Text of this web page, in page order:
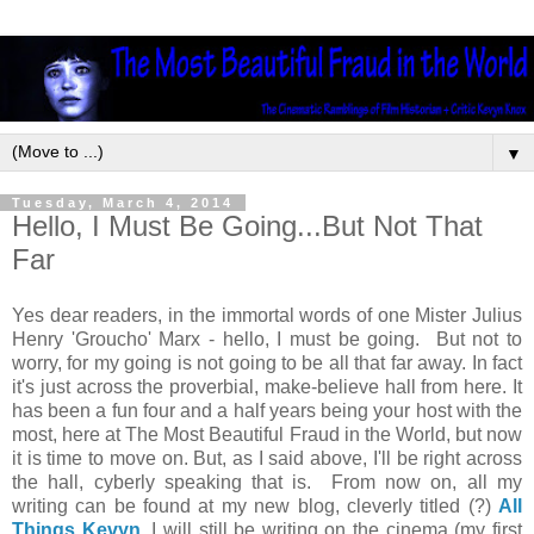
▼
Tuesday, March 4, 2014
Hello, I Must Be Going...But Not That
Far
Yes dear readers, in the immortal words of one Mister Julius
Henry 'Groucho' Marx - hello, I must be going. But not to
worry, for my going is not going to be all that far away. In fact
it's just across the proverbial, make-believe hall from here. It
has been a fun four and a half years being your host with the
most, here at The Most Beautiful Fraud in the World, but now
it is time to move on. But, as I said above, I'll be right across
the hall, cyberly speaking that is. From now on, all my
writing can be found at my new blog, cleverly titled (?) All